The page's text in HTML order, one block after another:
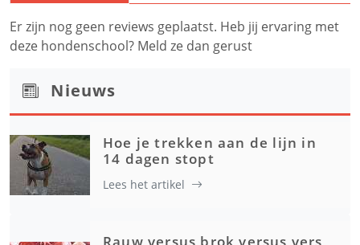
Er zijn nog geen reviews geplaatst. Heb jij ervaring met
deze hondenschool? Meld ze dan gerust
Nieuws
Hoe je trekken aan de lijn in
14 dagen stopt
Lees het artikel